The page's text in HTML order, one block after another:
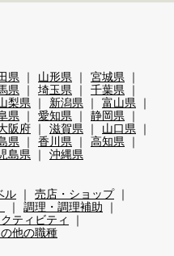
県 山形県
宮城県
県 埼玉県
千葉県
梨県 新潟県
富山県
県 愛知県
静岡県
阪府 滋賀県
山口県
県 香川県
高知県
島県 沖縄県
ル
売店・ショップ
調理・調理補助
ティビティ
他の職種